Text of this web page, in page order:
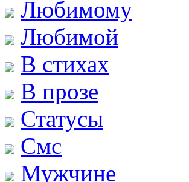
Любимому
Любимой
В стихах
В прозе
Статусы
Смс
Мужчине